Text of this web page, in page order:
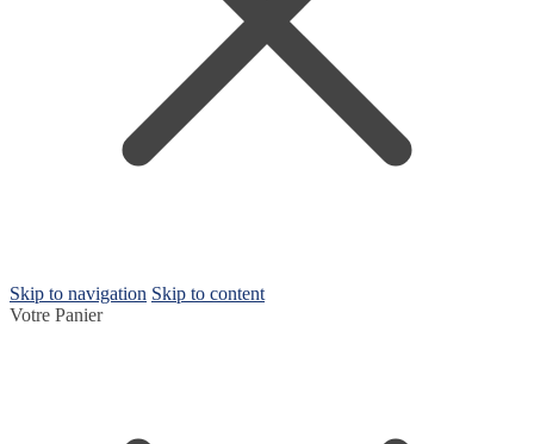
Skip to navigation Skip to content
Votre Panier